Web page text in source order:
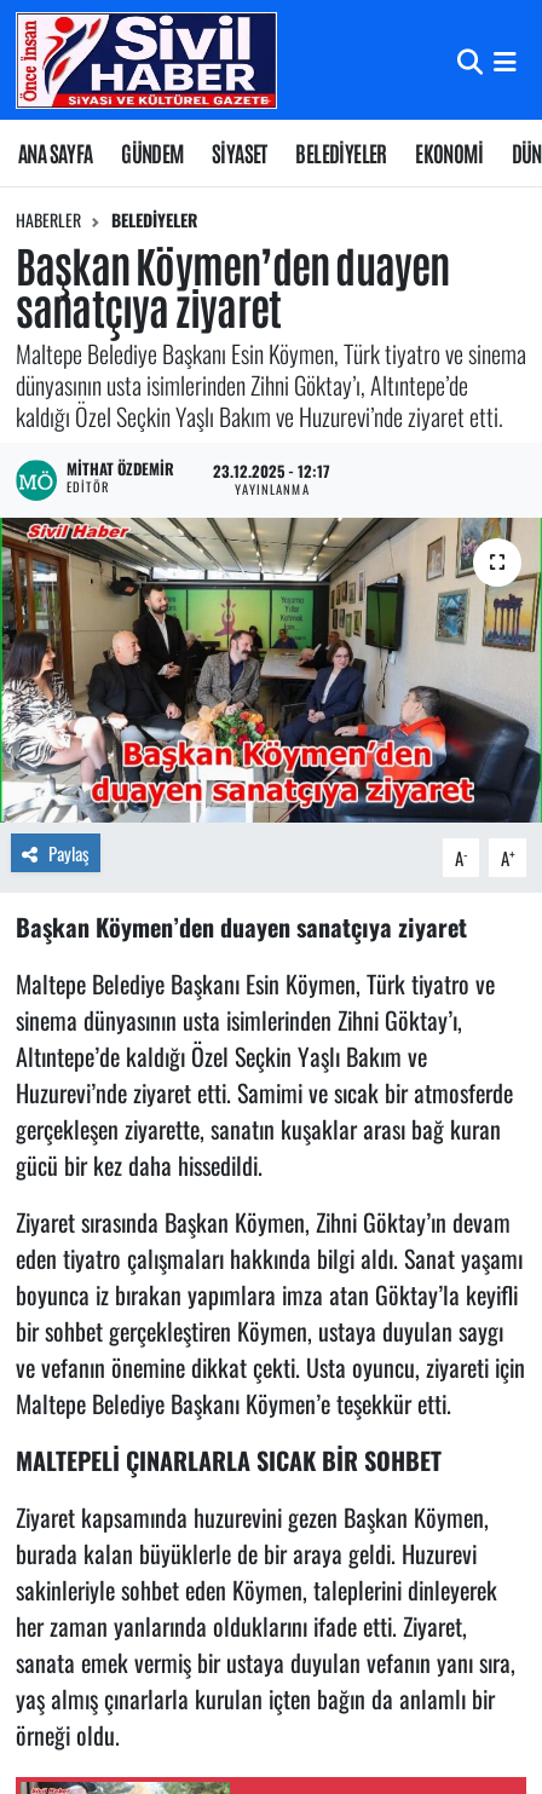
ANA SAYFA GÜNDEM SİYASET BELEDİYELER EKONOMİ
HABERLER BELEDİYELER
Başkan Köymen’den duayen
sanatçıya ziyaret
Maltepe Belediye Başkanı Esin Köymen, Türk tiyatro ve sinema
dünyasının usta isimlerinden Zihni Göktay’ı, Altıntepe’de
kaldığı Özel Seçkin Yaşlı Bakım ve Huzurevi’nde ziyaret etti.
MITHAT ÖZDEMIR
EDITÖR
23.12.2025 - 12:17
YAYINLANMA
Paylaş A- A+
Başkan Köymen’den duayen sanatçıya ziyaret
Maltepe Belediye Başkanı Esin Köymen, Türk tiyatro ve
sinema dünyasının usta isimlerinden Zihni Göktay’ı,
Altıntepe’de kaldığı Özel Seçkin Yaşlı Bakım ve
Huzurevi’nde ziyaret etti. Samimi ve sıcak bir atmosferde
gerçekleşen ziyarette, sanatın kuşaklar arası bağ kuran
gücü bir kez daha hissedildi.
Ziyaret sırasında Başkan Köymen, Zihni Göktay’ın devam
eden tiyatro çalışmaları hakkında bilgi aldı. Sanat yaşamı
boyunca iz bırakan yapımlara imza atan Göktay’la keyifli
bir sohbet gerçekleştiren Köymen, ustaya duyulan saygı
ve vefanın önemine dikkat çekti. Usta oyuncu, ziyareti için
Maltepe Belediye Başkanı Köymen’e teşekkür etti.
MALTEPELİ ÇINARLARLA SICAK BİR SOHBET
Ziyaret kapsamında huzurevini gezen Başkan Köymen,
burada kalan büyüklerle de bir araya geldi. Huzurevi
sakinleriyle sohbet eden Köymen, taleplerini dinleyerek
her zaman yanlarında olduklarını ifade etti. Ziyaret,
sanata emek vermiş bir ustaya duyulan vefanın yanı sıra,
yaş almış çınarlarla kurulan içten bağın da anlamlı bir
örneği oldu.
Nöbetçi Eczaneler
Hava Durumu
Namaz Vakitleri
Trafik Durumu
Süper Lig Puan Durumu ve Fikstür
Tüm Manşetler
Son Dakika Haberleri
Haber Arşivi